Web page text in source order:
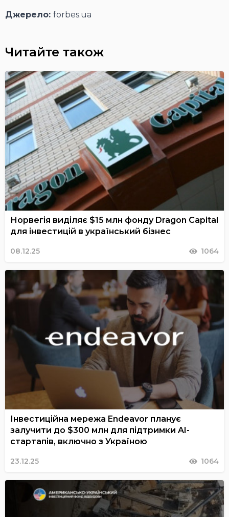
Джерело: forbes.ua
Читайте також
Норвегія виділяє $15 млн фонду Dragon Capital
для інвестицій в український бізнес
08.12.25 1064
Інвестиційна мережа Endeavor планує
залучити до $300 млн для підтримки AI-
стартапів, включно з Україною
23.12.25 1064